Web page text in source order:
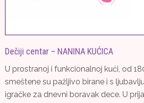
Dečiji centar – NANINA KUĆICA
U prostranoj i funkcionalnoj kući, od
smeštene su pažljivo birane i s
igračke za dnevni boravak dece. U